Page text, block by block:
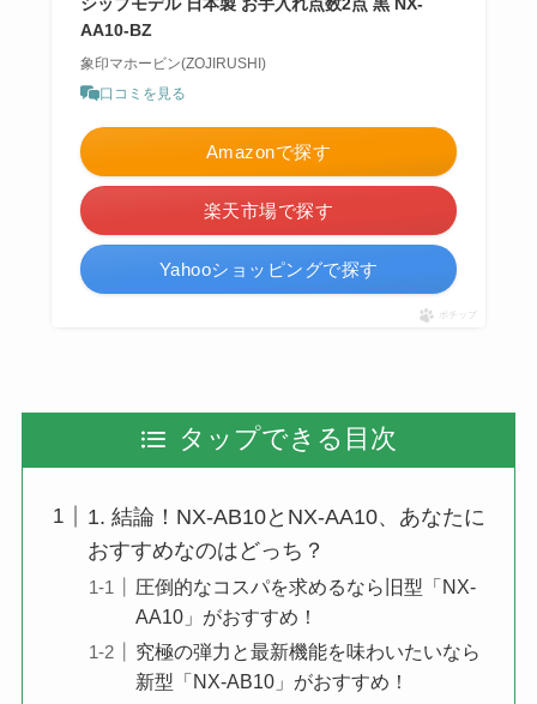
AA10-BZ
象印マホービン(ZOJIRUSHI)
口コミを見る
Amazonで探す
楽天市場で探す
Yahooショッピングで探す
ポチップ
タップできる目次
1. 結論！NX-AB10とNX-AA10、あなたに
おすすめなのはどっち？
圧倒的なコスパを求めるなら旧型「NX-
AA10」がおすすめ！
究極の弾力と最新機能を味わいたいなら
新型「NX-AB10」がおすすめ！